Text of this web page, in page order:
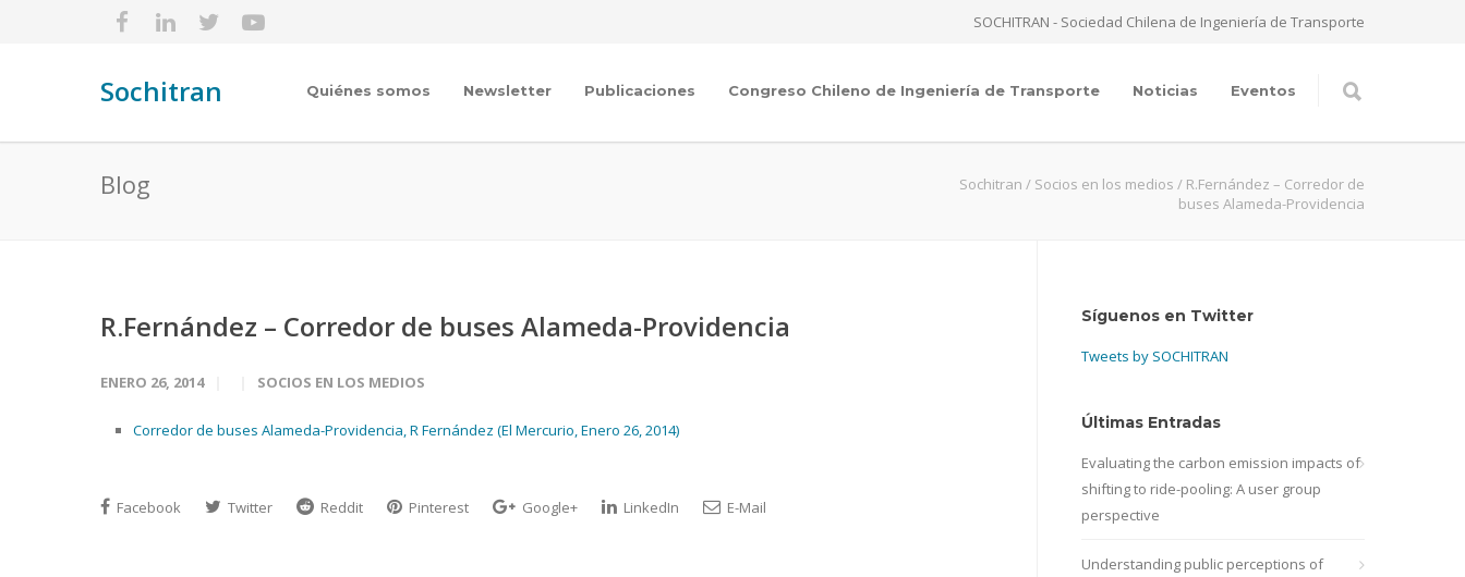
SOCHITRAN - Sociedad Chilena de Ingeniería de Transporte
Sochitran Quiénes somos Newsletter Publicaciones Congreso Chileno de Ingeniería de Transporte Noticias Eventos
Blog Sochitran / Socios en los medios / R.Fernández – Corredor de
buses Alameda-Providencia
R.Fernández – Corredor de buses Alameda-Providencia
ENERO 26, 2014 SOCIOS EN LOS MEDIOS
Corredor de buses Alameda-Providencia, R Fernández (El Mercurio, Enero 26, 2014)
Facebook Twitter Reddit Pinterest Google+ LinkedIn E-Mail
Síguenos en Twitter
Tweets by SOCHITRAN
Últimas Entradas
Evaluating the carbon emission impacts of
shifting to ride-pooling: A user group
perspective
Understanding public perceptions of